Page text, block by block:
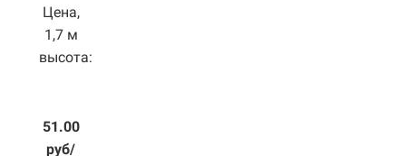
Цена,
1,7 м
высота:
51.00
руб/